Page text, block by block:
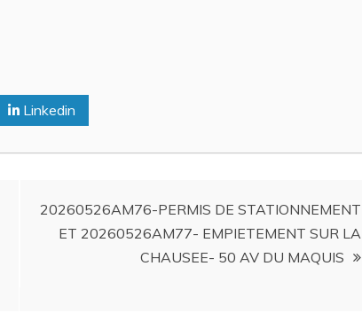
Linkedin
20260526AM76-PERMIS DE STATIONNEMENT
ET 20260526AM77- EMPIETEMENT SUR LA
CHAUSEE- 50 AV DU MAQUIS